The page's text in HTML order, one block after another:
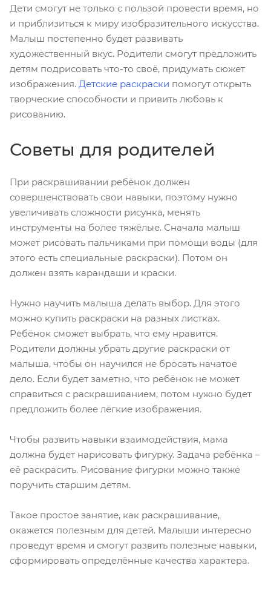
Дети смогут не только с пользой провести время, но
и приблизиться к миру изобразительного искусства.
Малыш постепенно будет развивать
художественный вкус. Родители смогут предложить
детям подрисовать что-то своё, придумать сюжет
изображения. Детские раскраски помогут открыть
творческие способности и привить любовь к
рисованию.
Советы для родителей
При раскрашивании ребёнок должен
совершенствовать свои навыки, поэтому нужно
увеличивать сложности рисунка, менять
инструменты на более тяжёлые. Сначала малыш
может рисовать пальчиками при помощи воды (для
этого есть специальные раскраски). Потом он
должен взять карандаши и краски.
Нужно научить малыша делать выбор. Для этого
можно купить раскраски на разных листках.
Ребёнок сможет выбрать, что ему нравится.
Родители должны убрать другие раскраски от
малыша, чтобы он научился не бросать начатое
дело. Если будет заметно, что ребёнок не может
справиться с раскрашиванием, потом нужно будет
предложить более лёгкие изображения.
Чтобы развить навыки взаимодействия, мама
должна будет нарисовать фигурку. Задача ребёнка –
её раскрасить. Рисование фигурки можно также
поручить старшим детям.
Такое простое занятие, как раскрашивание,
окажется полезным для детей. Малыши интересно
проведут время и смогут развить полезные навыки,
сформировать определённые качества характера.